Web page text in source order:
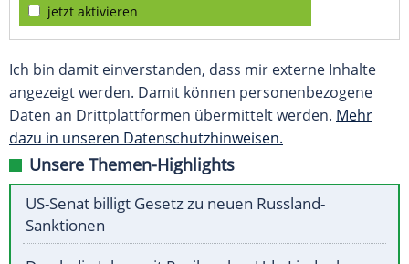
jetzt aktivieren
Ich bin damit einverstanden, dass mir externe Inhalte
angezeigt werden. Damit können personenbezogene
Daten an Drittplattformen übermittelt werden. Mehr
dazu in unseren Datenschutzhinweisen.
Unsere Themen-Highlights
US-Senat billigt Gesetz zu neuen Russland-
Sanktionen